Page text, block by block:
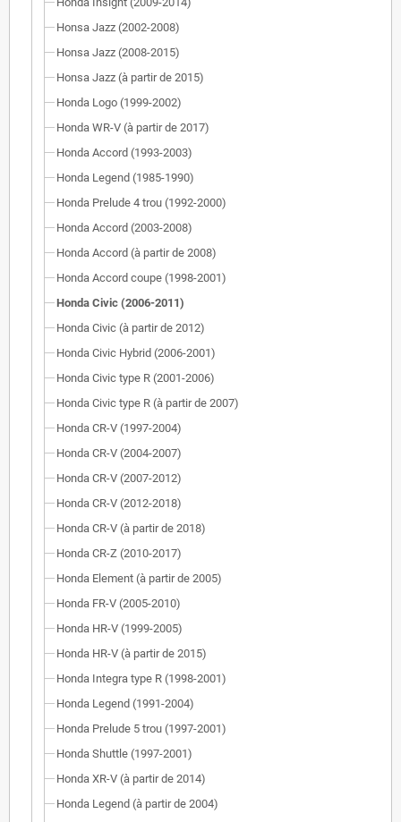
Honsa Jazz (2002-2008)
Honsa Jazz (2008-2015)
Honsa Jazz (à partir de 2015)
Honda Logo (1999-2002)
Honda WR-V (à partir de 2017)
Honda Accord (1993-2003)
Honda Legend (1985-1990)
Honda Prelude 4 trou (1992-2000)
Honda Accord (2003-2008)
Honda Accord (à partir de 2008)
Honda Accord coupe (1998-2001)
Honda Civic (2006-2011)
Honda Civic (à partir de 2012)
Honda Civic Hybrid (2006-2001)
Honda Civic type R (2001-2006)
Honda Civic type R (à partir de 2007)
Honda CR-V (1997-2004)
Honda CR-V (2004-2007)
Honda CR-V (2007-2012)
Honda CR-V (2012-2018)
Honda CR-V (à partir de 2018)
Honda CR-Z (2010-2017)
Honda Element (à partir de 2005)
Honda FR-V (2005-2010)
Honda HR-V (1999-2005)
Honda HR-V (à partir de 2015)
Honda Integra type R (1998-2001)
Honda Legend (1991-2004)
Honda Prelude 5 trou (1997-2001)
Honda Shuttle (1997-2001)
Honda XR-V (à partir de 2014)
Honda Legend (à partir de 2004)